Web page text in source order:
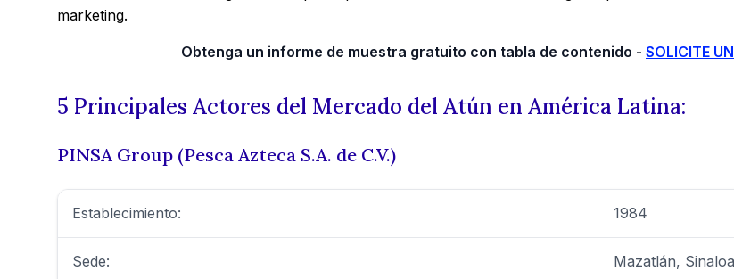
marketing.
Obtenga un informe de muestra gratuito con tabla de contenido - SOLICITE
5 Principales Actores del Mercado del Atún en América Latina:
PINSA Group (Pesca Azteca S.A. de C.V.)
Establecimiento: 1984
Sede: Mazatlán, Sinaloa